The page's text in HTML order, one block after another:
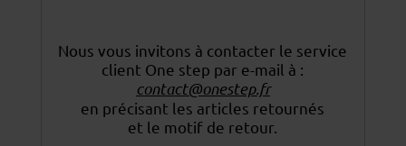
Nous vous invitons à contacter le service
client One step par e-mail à :
contact@onestep.fr
en précisant les articles retournés
et le motif de retour.